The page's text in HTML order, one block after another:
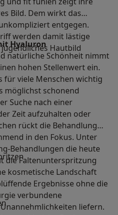
Bild. Dem wirkt das
entgegen.
werden damit lästige
Hautbild
Hyaluron
natürliche Schönheit nimmt
hohen Stellenwert ein.
für viele Menschen wichtig
möglichst schonend
Suche nach einer
Zeit aufzuhalten oder
rückt die Behandlung
in den Fokus. Unter
Behandlungen die heute
die Faltenunterspritzung
kosmetische Landschaft
Ergebnisse ohne die
verbundene
liefern.